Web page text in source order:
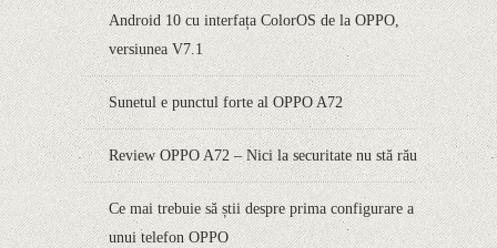
Android 10 cu interfața ColorOS de la OPPO,
versiunea V7.1
Sunetul e punctul forte al OPPO A72
Review OPPO A72 – Nici la securitate nu stă rău
Ce mai trebuie să știi despre prima configurare a
unui telefon OPPO